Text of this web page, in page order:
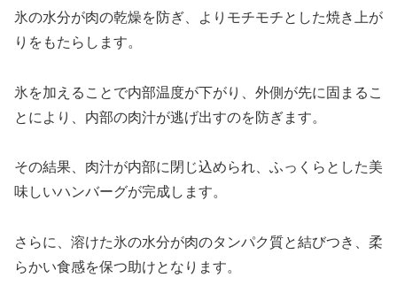
氷の水分が肉の乾燥を防ぎ、よりモチモチとした焼き上が
りをもたらします。
氷を加えることで内部温度が下がり、外側が先に固まるこ
とにより、内部の肉汁が逃げ出すのを防ぎます。
その結果、肉汁が内部に閉じ込められ、ふっくらとした美
味しいハンバーグが完成します。
さらに、溶けた氷の水分が肉のタンパク質と結びつき、柔
らかい食感を保つ助けとなります。